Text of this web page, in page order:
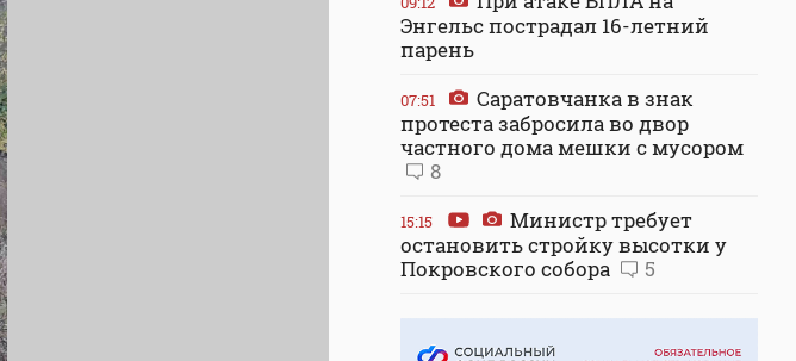
Энгельс пострадал 16-летний
парень
07:51
Саратовчанка в знак
протеста забросила во двор
частного дома мешки с мусором
8
15:15
Министр требует
остановить стройку высотки у
Покровского собора
5